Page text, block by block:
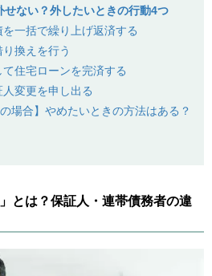
ない？外したいときの行動4つ
一括で繰り上げ返済する
換えを行う
住宅ローンを完済する
変更を申し出る
場合】やめたいときの方法はある？
とは？保証人・連帯債務者の違